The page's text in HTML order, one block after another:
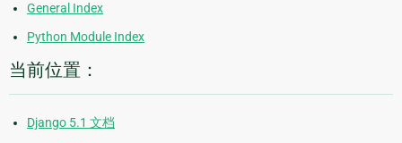
General Index
Python Module Index
当前位置：
Django 5.1 文档